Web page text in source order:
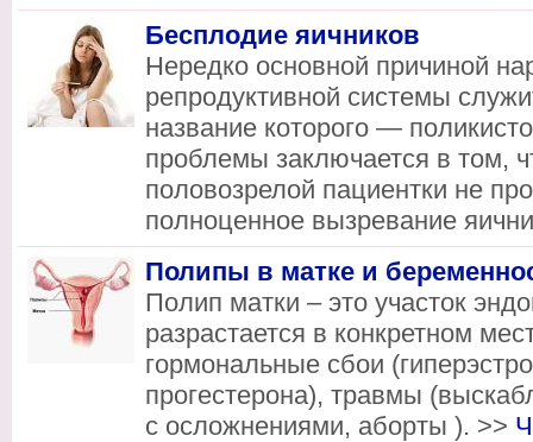
Бесплодие яичников
Нередко основной причиной
репродуктивной системы
название которого —
проблемы заключается в том,
половозрелой пациентки не
полноценное вызревание
Полипы в матке и
Полип матки – это участок
разрастается в конкретном
гормональные сбои
прогестерона), травмы
с осложнениями, аборты ). >>